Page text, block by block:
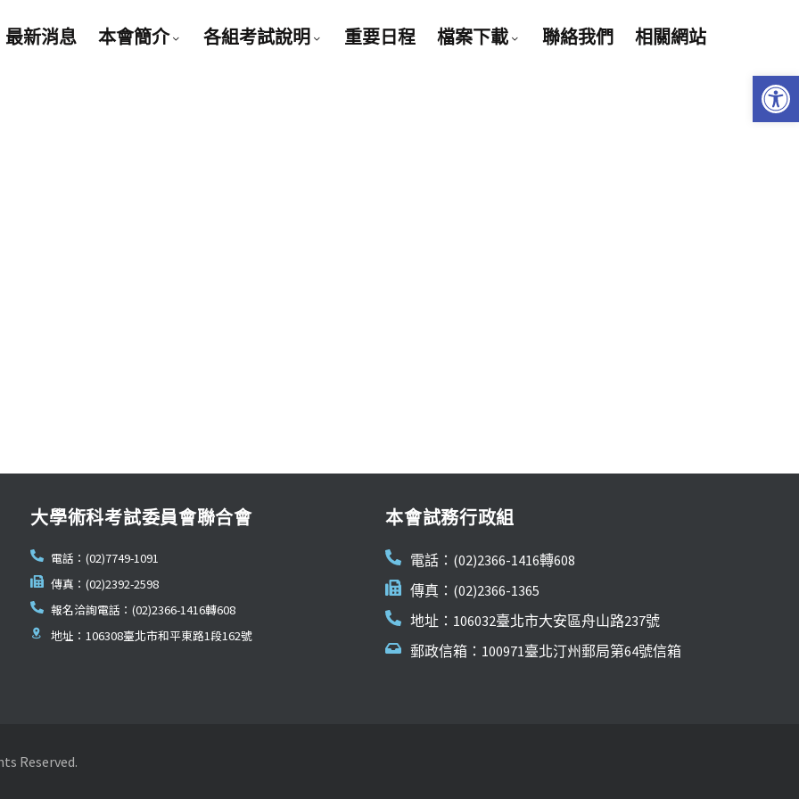
最新消息 本會簡介 各組考試說明 重要日程 檔案下載 聯絡我們 相關網站
大學術科考試委員會聯合會
電話：(02)7749-1091
傳真：(02)2392-2598
報名洽詢電話：(02)2366-1416轉608
地址：106308臺北市和平東路1段162號
本會試務行政組
電話：(02)2366-1416轉608
傳真：(02)2366-1365
地址：106032臺北市大安區舟山路237號
郵政信箱：100971臺北汀州郵局第64號信箱
Reserved.